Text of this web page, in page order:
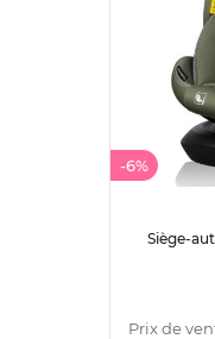
-6%
Siège-
Prix de